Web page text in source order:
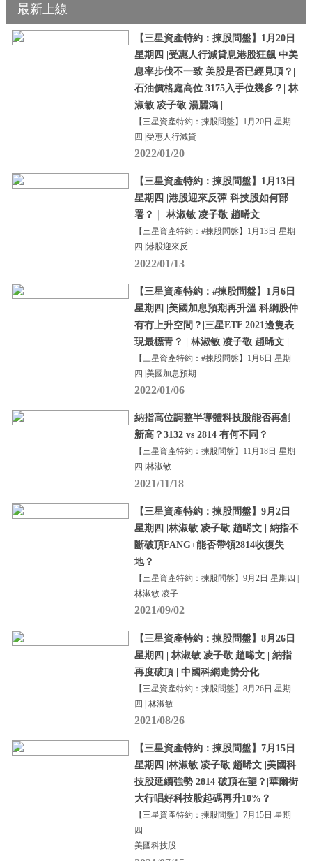
最新上線
【三星資產特約：揀股問盤】1月20日
星期四 |受惠人行減貸息港股狂飆 中美
息率步伐不一致 美股是否已經見頂？|
石油價格處高位 3175入手位幾多？| 林
淑敏 凌子敬 湯麗鴻 |
【三星資產特約：揀股問盤】1月20日 星期
四 |受惠人行減貸
2022/01/20
【三星資產特約：揀股問盤】1月13日
星期四 |港股迎來反彈 科技股如何部
署？｜ 林淑敏 凌子敬 趙晞文
【三星資產特約：#揀股問盤】1月13日 星期
四 |港股迎來反
2022/01/13
【三星資產特約：#揀股問盤】1月6日
星期四 |美國加息預期再升溫 科網股仲
有冇上升空間？|三星ETF 2021邊隻表
現最標青？ | 林淑敏 凌子敬 趙晞文 |
【三星資產特約：#揀股問盤】1月6日 星期
四 |美國加息預期
2022/01/06
納指高位調整半導體科技股能否再創
新高？3132 vs 2814 有何不同？
【三星資產特約：揀股問盤】11月18日 星期
四 |林淑敏
2021/11/18
【三星資產特約：揀股問盤】9月2日
星期四 |林淑敏 凌子敬 趙晞文 | 納指不
斷破頂FANG+能否帶領2814收復失
地？
【三星資產特約：揀股問盤】9月2日 星期四 |
林淑敏 凌子
2021/09/02
【三星資產特約：揀股問盤】8月26日
星期四 | 林淑敏 凌子敬 趙晞文 | 納指
再度破頂 | 中國科網走勢分化
【三星資產特約：揀股問盤】8月26日 星期
四 | 林淑敏
2021/08/26
【三星資產特約：揀股問盤】7月15日
星期四 |林淑敏 凌子敬 趙晞文 |美國科
技股延續強勢 2814 破頂在望？|華爾街
大行唱好科技股起碼再升10%？
【三星資產特約：揀股問盤】7月15日 星期
四
美國科技股